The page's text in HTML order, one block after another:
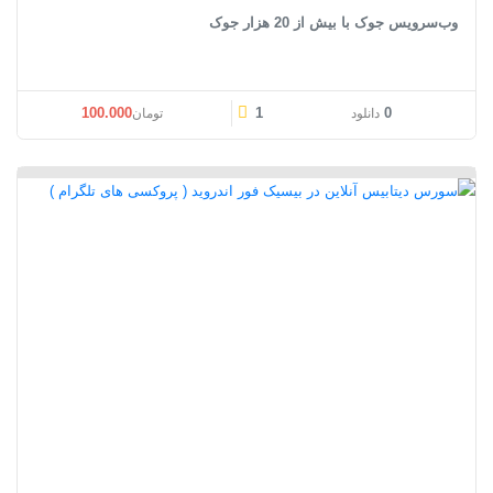
وب‌سرویس جوک با بیش از 20 هزار جوک
0 دانلود 1 تومان100.000